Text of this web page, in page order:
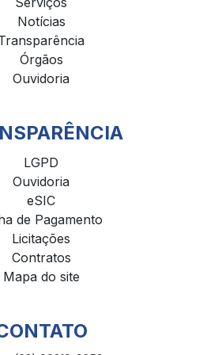
Notícias
Órgãos
Ouvidoria
LGPD
Ouvidoria
eSIC
de Pagamento
Licitações
Contratos
Mapa do site